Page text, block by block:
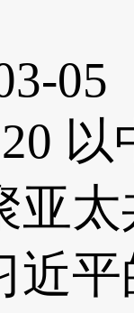
05
以
亚太
近平